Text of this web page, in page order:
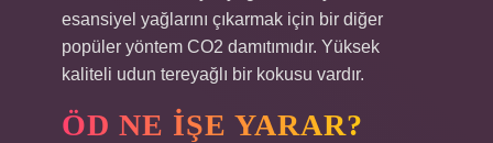
esansiyel yağlarını çıkarmak için bir diğer
popüler yöntem CO2 damıtımıdır. Yüksek
kaliteli udun tereyağlı bir kokusu vardır.
ÖD NE IŞE YARAR?